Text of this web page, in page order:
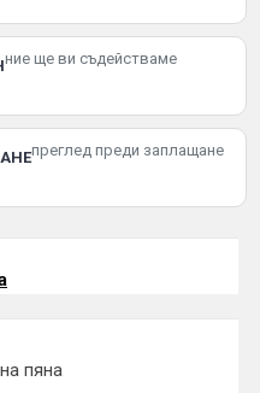
ние ще ви съдействаме
преглед преди заплащане
пяна